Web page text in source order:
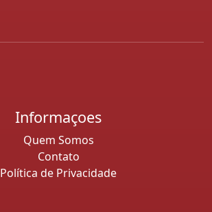
Informaçoes
Quem Somos
Contato
Política de Privacidade